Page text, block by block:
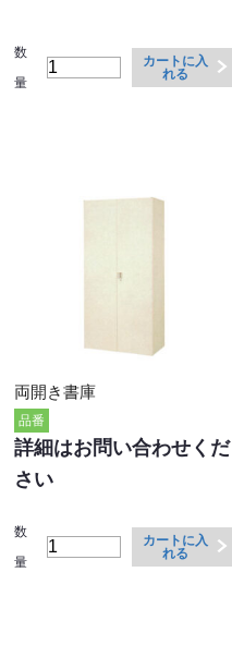
数
量
カートに入
れる
両開き書庫
品番
詳細はお問い合わせくだ
さい
数
量
カートに入
れる